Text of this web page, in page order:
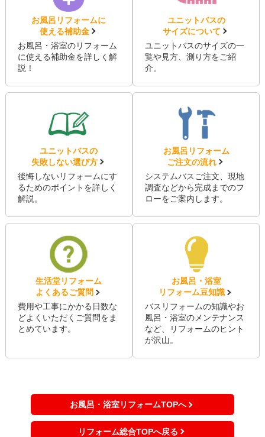
お風呂リフォームに
使える補助金
お風呂・浴室のリフォーム
に使える補助金を詳しく解
説！
ユニットバスの
サイズについて
ユニットバスのサイズの一
覧や見方、測り方をご紹
介。
ユニットバスの
失敗しない選び方
後悔しないリフォームにす
るためのポイントを詳しく
解説。
お風呂リフォーム
ご注文の流れ
システムバスご注文、現地
調査などから完成までのフ
ローをご案内します。
生活堂リフォーム
よくあるご質問
費用や工事にかかる日数な
どよくいただくご質問をま
とめています。
お風呂・浴室
リフォーム豆知識
バスリフォームの知識やお
風呂・浴室のメンテナンス
など、リフォームのヒント
が沢山。
お風呂・浴室リフォームTOPへ
リフォーム総合TOPへ戻る